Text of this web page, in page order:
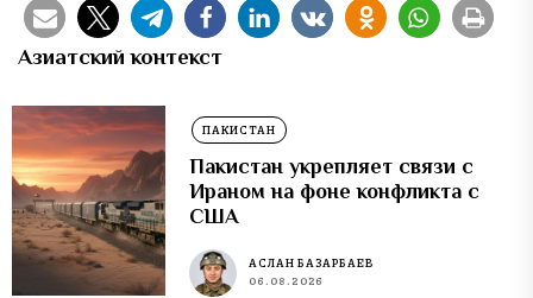
Азиатский контекст
ПАКИСТАН
Пакистан укрепляет связи с
Ираном на фоне конфликта с
США
АСЛАН БАЗАРБАЕВ
06.08.2026